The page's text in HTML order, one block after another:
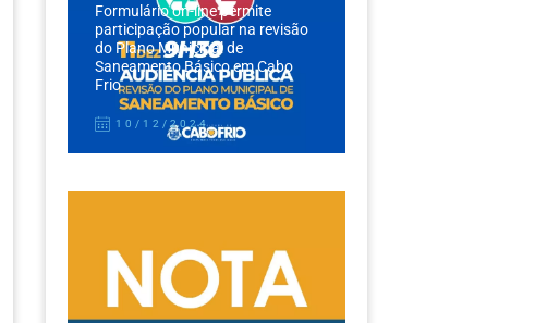
Formulário on-line permite
participação popular na revisão
do Plano Municipal de
Saneamento Básico em Cabo
Frio
10/12/2024